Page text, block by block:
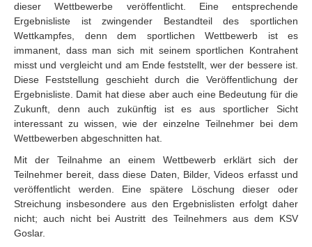
dieser Wettbewerbe veröffentlicht. Eine entsprechende
Ergebnisliste ist zwingender Bestandteil des sportlichen
Wettkampfes, denn dem sportlichen Wettbewerb ist es
immanent, dass man sich mit seinem sportlichen Kontrahent
misst und vergleicht und am Ende feststellt, wer der bessere ist.
Diese Feststellung geschieht durch die Veröffentlichung der
Ergebnisliste. Damit hat diese aber auch eine Bedeutung für die
Zukunft, denn auch zukünftig ist es aus sportlicher Sicht
interessant zu wissen, wie der einzelne Teilnehmer bei dem
Wettbewerben abgeschnitten hat.
Mit der Teilnahme an einem Wettbewerb erklärt sich der
Teilnehmer bereit, dass diese Daten, Bilder, Videos erfasst und
veröffentlicht werden. Eine spätere Löschung dieser oder
Streichung insbesondere aus den Ergebnislisten erfolgt daher
nicht; auch nicht bei Austritt des Teilnehmers aus dem KSV
Goslar.